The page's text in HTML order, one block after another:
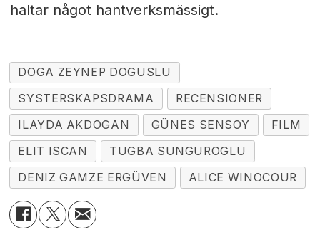
haltar något hantverksmässigt.
DOGA ZEYNEP DOGUSLU
SYSTERSKAPSDRAMA
RECENSIONER
ILAYDA AKDOGAN
GÜNES SENSOY
FILM
ELIT ISCAN
TUGBA SUNGUROGLU
DENIZ GAMZE ERGÜVEN
ALICE WINOCOUR